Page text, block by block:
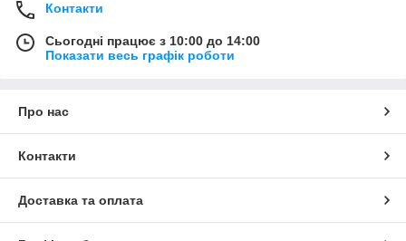
Контакти
Сьогодні працює з 10:00 до 14:00
Показати весь графік роботи
Про нас
Контакти
Доставка та оплата